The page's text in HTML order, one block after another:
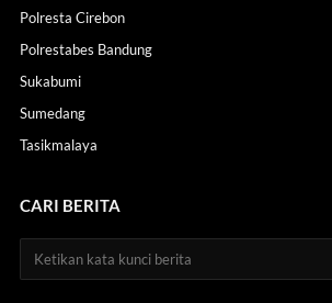
Polresta Cirebon
Polrestabes Bandung
Sukabumi
Sumedang
Tasikmalaya
CARI BERITA